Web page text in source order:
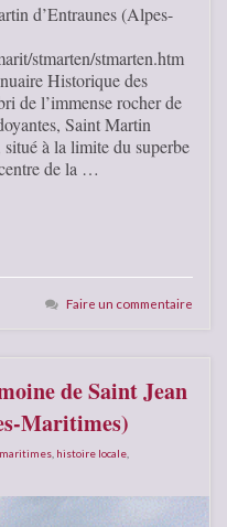
d’Entraunes (Alpes-
stmarten/stmarten.htm
Historique des
de l’immense rocher de
Saint Martin
à la limite du superbe
de la …
Faire un commentaire
de Saint Jean
Maritimes)
histoire locale